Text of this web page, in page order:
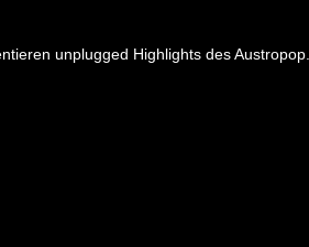
unplugged Highlights des Austropop.